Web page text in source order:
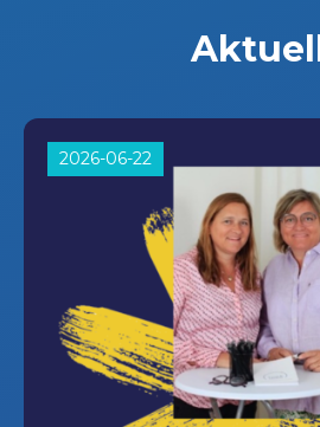
2026-06-22